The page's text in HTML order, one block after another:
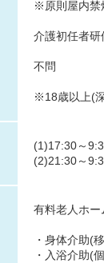
※原則屋内禁
介護初任者
不問
※18歳以上(
(1)17:30～
(2)21:30～
有料老人ホー
・身体介助(
・入浴介助(